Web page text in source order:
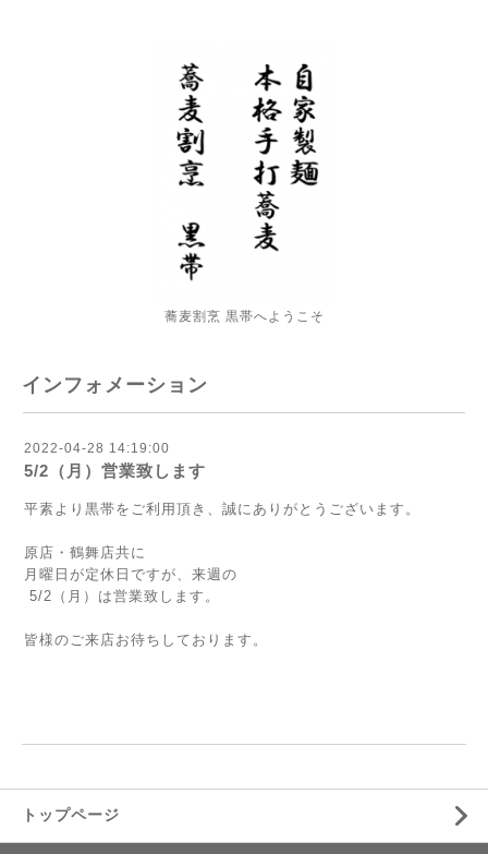
蕎麦割烹 黒帯へようこそ
インフォメーション
2022-04-28 14:19:00
5/2（月）営業致します
平素より黒帯をご利用頂き、誠にありがとうございます。
原店・鶴舞店共に
月曜日が定休日ですが、来週の
5/2（月）は営業致します。
皆様のご来店お待ちしております。
トップページ